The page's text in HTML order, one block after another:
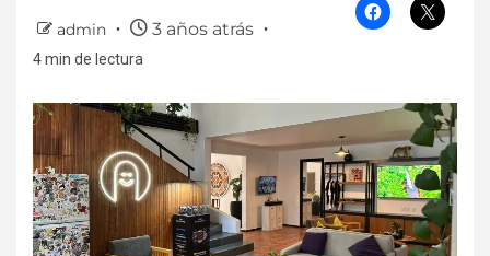
admin 3 años atrás
4 min de lectura